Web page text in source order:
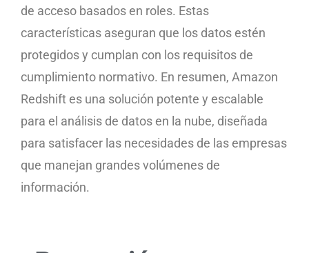
de acceso basados en roles. Estas
características aseguran que los datos estén
protegidos y cumplan con los requisitos de
cumplimiento normativo. En resumen, Amazon
Redshift es una solución potente y escalable
para el análisis de datos en la nube, diseñada
para satisfacer las necesidades de las empresas
que manejan grandes volúmenes de
información.